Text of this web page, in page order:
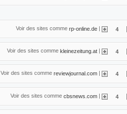
Voir des sites comme rp-online.de | 4
Voir des sites comme kleinezeitung.at | 4
Voir des sites comme reviewjournal.com 4
Voir des sites comme cbsnews.com | 4